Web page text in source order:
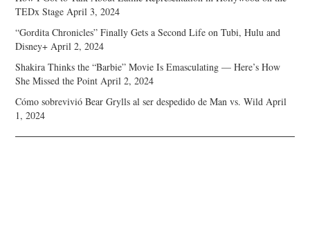
TEDx Stage April 3, 2024
“Gordita Chronicles” Finally Gets a Second Life on Tubi, Hulu and
Disney+ April 2, 2024
Shakira Thinks the “Barbie” Movie Is Emasculating — Here’s How
She Missed the Point April 2, 2024
Cómo sobrevivió Bear Grylls al ser despedido de Man vs. Wild April
1, 2024